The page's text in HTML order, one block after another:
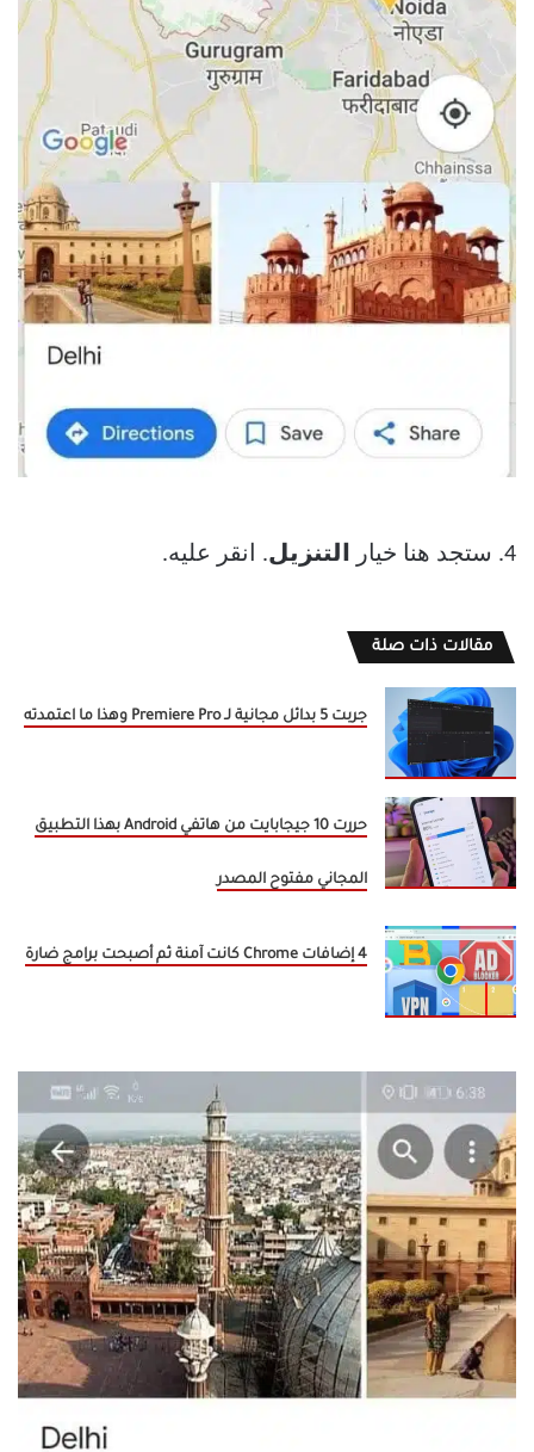
4. ستجد هنا خيار التنزيل. انقر عليه.
مقالات ذات صلة
جربت 5 بدائل مجانية لـ Premiere Pro وهذا ما اعتمدته
حررت 10 جيجابايت من هاتفي Android بهذا التطبيق
المجاني مفتوح المصدر
4 إضافات Chrome كانت آمنة ثم أصبحت برامج ضارة